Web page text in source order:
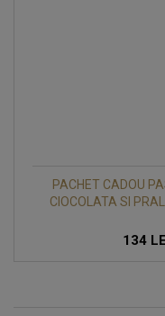
PACHET CADOU
CIOCOLATA SI
134